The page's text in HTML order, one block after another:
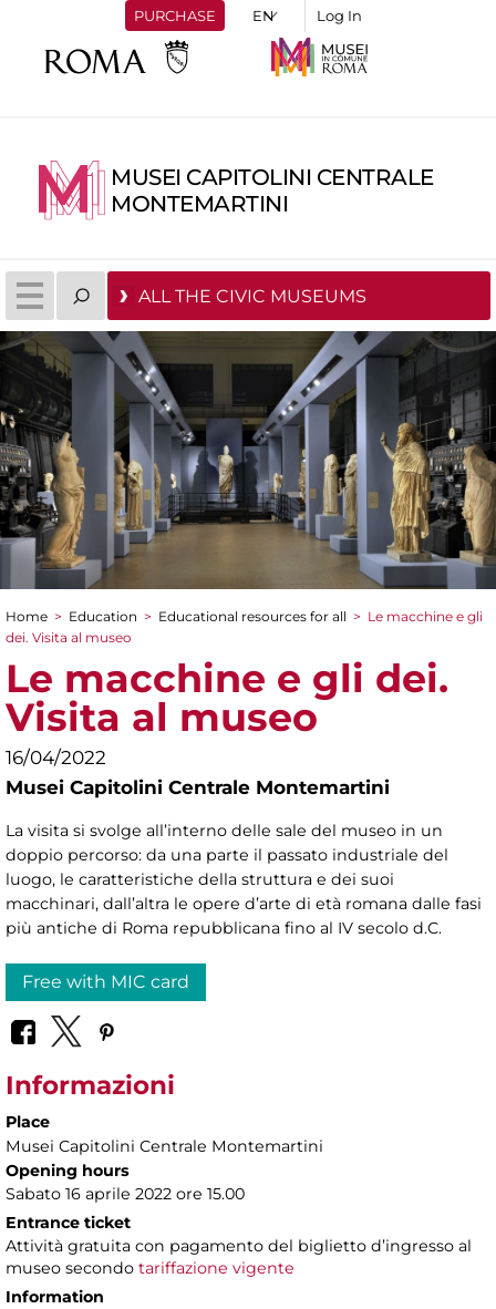
PURCHASE Log In
MUSEI CAPITOLINI CENTRALE
MONTEMARTINI
ALL THE CIVIC MUSEUMS
You are here
Home > Education > Educational resources for all > Le macchine e gli
dei. Visita al museo
Le macchine e gli dei.
Visita al museo
16/04/2022
Musei Capitolini Centrale Montemartini
La visita si svolge all’interno delle sale del museo in un
doppio percorso: da una parte il passato industriale del
luogo, le caratteristiche della struttura e dei suoi
macchinari, dall’altra le opere d’arte di età romana dalle fasi
più antiche di Roma repubblicana fino al IV secolo d.C.
Free with MIC card
Informazioni
Place
Musei Capitolini Centrale Montemartini
Opening hours
Sabato 16 aprile 2022 ore 15.00
Entrance ticket
Attività gratuita con pagamento del biglietto d’ingresso al
museo secondo tariffazione vigente
Information